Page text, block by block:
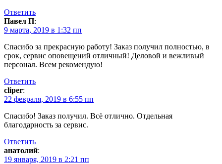
Ответить
Павел П:
9 марта, 2019 в 1:32 пп
Спасибо за прекрасную работу! Заказ получил полностью, в
срок, сервис оповещений отличный! Деловой и вежливый
персонал. Всем рекомендую!
Ответить
cliper:
22 февраля, 2019 в 6:55 пп
Спасибо! Заказ получил. Всё отлично. Отдельная
благодарность за сервис.
Ответить
анатолий:
19 января, 2019 в 2:21 пп